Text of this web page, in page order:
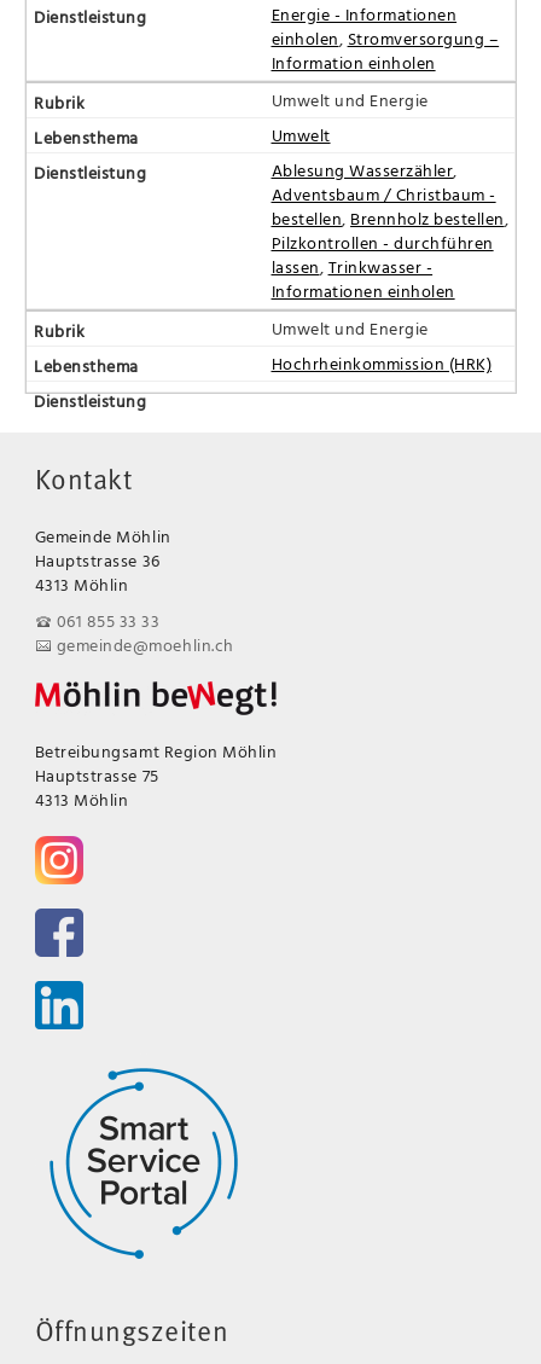
Energie - Informationen
einholen, Stromversorgung –
Information einholen
Umwelt und Energie
Umwelt
Ablesung Wasserzähler,
Adventsbaum / Christbaum -
bestellen, Brennholz bestellen,
Pilzkontrollen - durchführen
lassen,Trinkwasser -
Informationen einholen
Umwelt und Energie
Hochrheinkommission (HRK)
Kontakt
Gemeinde Möhlin
Hauptstrasse 36
4313 Möhlin
061 855 33 33
gemeinde@moehlin.ch
Betreibungsamt Region Möhlin
Hauptstrasse 75
4313 Möhlin
Öffnungszeiten